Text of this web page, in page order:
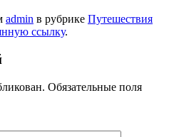
admin в рубрике Путешествия
ссылку.
Обязательные поля